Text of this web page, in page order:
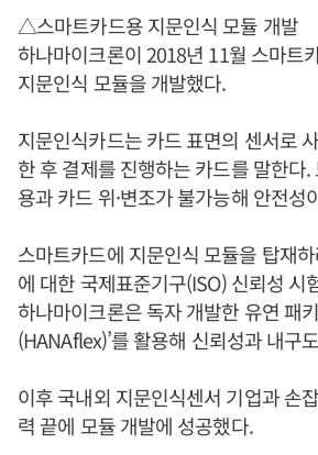
△스마트카드용 지문인식 모듈 개발
하나마이크론이 2018년 11월 스마트
지문인식 모듈을 개발했다.
지문인식카드는 카드 표면의 센서로
한 후 결제를 진행하는 카드를 말한다
용과 카드 위·변조가 불가능해 안전성
스마트카드에 지문인식 모듈을 탑재
에 대한 국제표준기구(ISO) 신뢰성 시
하나마이크론은 독자 개발한 유연 패
(HANAflex)’를 활용해 신뢰성과 내구
이후 국내외 지문인식센서 기업과 손
력 끝에 모듈 개발에 성공했다.